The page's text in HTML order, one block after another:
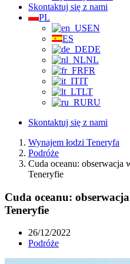
Skontaktuj się z nami
PL
EN
ES
DE
NL
FR
IT
LT
RU
Skontaktuj się z nami
Wynajem łodzi Teneryfa
Podróże
Cuda oceanu:
Teneryfie
Cuda oceanu:
Teneryfie
26/12/2022
Podróże